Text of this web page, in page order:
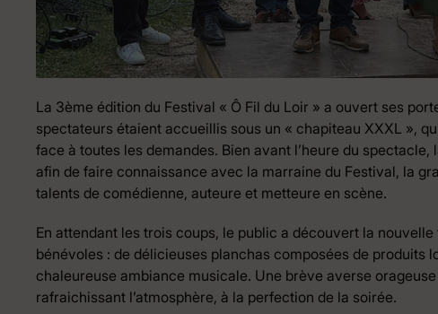
La 3ème édition du Festival « Ô Fil du Loir » a ouvert ses
spectateurs étaient accueillis sous un « chapiteau XXXL »,
face à toutes les demandes. Bien avant l’heure du
afin de faire connaissance avec la marraine du Festival, la
talents de comédienne, auteure et metteure en scène.
En attendant les trois coups, le public a découvert la
bénévoles : de délicieuses planchas composées de produits
chaleureuse ambiance musicale. Une brève averse
rafraichissant l’atmosphère, à la perfection de la soirée.